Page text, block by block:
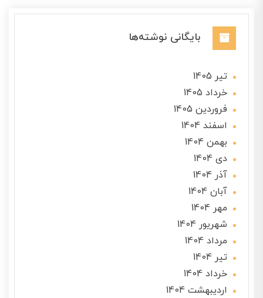
بایگانی نوشته‌ها
تير 1405
خرداد 1405
فروردین 1405
اسفند 1404
بهمن 1404
دی 1404
آذر 1404
آبان 1404
مهر 1404
شهریور 1404
مرداد 1404
تير 1404
خرداد 1404
ارديبهشت 1404